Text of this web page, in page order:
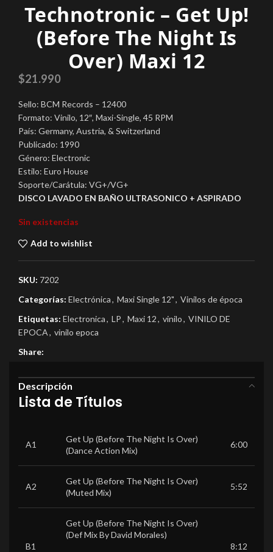
Technotronic – Get Up!
(Before The Night Is
Over) Maxi 12
$21.990
Sello: BCM Records – 12400
Formato: Vinilo, 12″, Maxi-Single, 45 RPM
País: Germany, Austria, & Switzerland
Publicado: 1990
Género: Electronic
Estilo: Euro House
Soporte/Carátula: VG+/VG+
DISCO LAVADO EN BAÑO ULTRASONICO + ASPIRADO
Sin existencias
Add to wishlist
SKU: 7202
Categorías: Electrónica, Maxi Single 12", Vinilos de época
Etiquetas: Electronica, LP, Maxi 12, vinilo, VINILO DE
EPOCA, vinilo epoca
Share:
Descripción
Lista de Títulos
A1
Get Up (Before The Night Is Over)
(Dance Action Mix)
6:00
A2
Get Up (Before The Night Is Over)
(Muted Mix)
5:52
B1
Get Up (Before The Night Is Over)
(Def Mix By David Morales)
8:12